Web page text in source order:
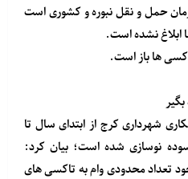
حمل و نقل نبوره و کشوری است
نشده است.
ها باز است.
شهرداری کرج از ابتدای سال تا
نوسازی شده است؛ بیان کرد:
تعداد محدودی وام به تاکسی های